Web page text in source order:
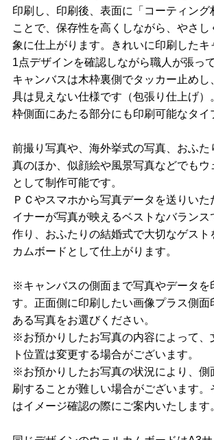
印刷し、印刷後、表面に「コーティング
ことで、保存性を高くしながら、やさし
象に仕上がります。きれいに印刷したキ
1点デザインを確認しながら職人が張っ
キャンバスは木枠裏側でタッカー止めし
具は見えない仕様です（包張り仕上げ）
枠側面にあたる部分にも印刷可能なタイ
前撮り写真や、海外挙式の写真、おふた
真のほか、似顔絵や風景写真などでもウ
として制作可能です。
ＰＣやスマホから写真データを送りい
イナーが写真が映えるベストなバランス
作り、おふたりの結婚式で大切なゲスト
カムボードとして仕上がります。
※キャンバスの側面まで写真やデータを
す。正面側に印刷したい画像プラス側面
ある写真をお選びください。
※お預かりしたお写真の内容によって、
ト位置は変更する場合がございます。
※お預かりしたお写真の状況により、側
刷することが難しい場合がございます。
はイメージ確認の際にご案内いたします